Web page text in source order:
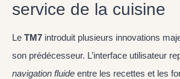
service de la cuisine
Le TM7 introduit plusieurs innovations
son prédécesseur. L’interface utilisateur
navigation fluide entre les recettes et les